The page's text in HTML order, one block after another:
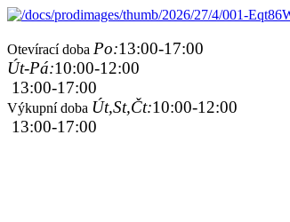
Otevírací doba Po:13:00-17:00
Út-Pá:10:00-12:00
13:00-17:00
Výkupní doba Út,St,Čt:10:00-12:00
13:00-17:00